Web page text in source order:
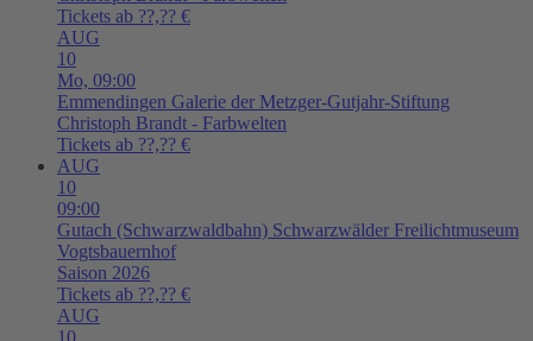
Tickets ab ??,?? €
AUG
10
Mo, 09:00
Emmendingen Galerie der Metzger-Gutjahr-Stiftung
Christoph Brandt - Farbwelten
Tickets ab ??,?? €
AUG
10
09:00
Gutach (Schwarzwaldbahn) Schwarzwälder Freilichtmuseum
Vogtsbauernhof
Saison 2026
Tickets ab ??,?? €
AUG
10